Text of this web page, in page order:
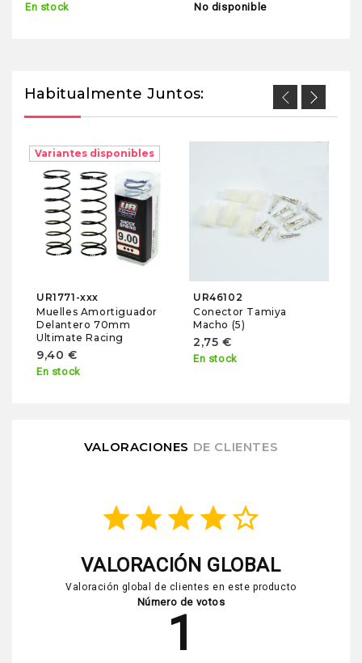
En stock No disponible
Habitualmente Juntos:
Variantes disponibles
UR1771-xxx
Muelles Amortiguador
Delantero 70mm
Ultimate Racing
9,40 €
En stock
UR46102
Conector Tamiya
Macho (5)
2,75 €
En stock
VALORACIONES DE CLIENTES
starstarstarstarstar_border
VALORACIÓN GLOBAL
Valoración global de clientes en este producto
Número de votos
1